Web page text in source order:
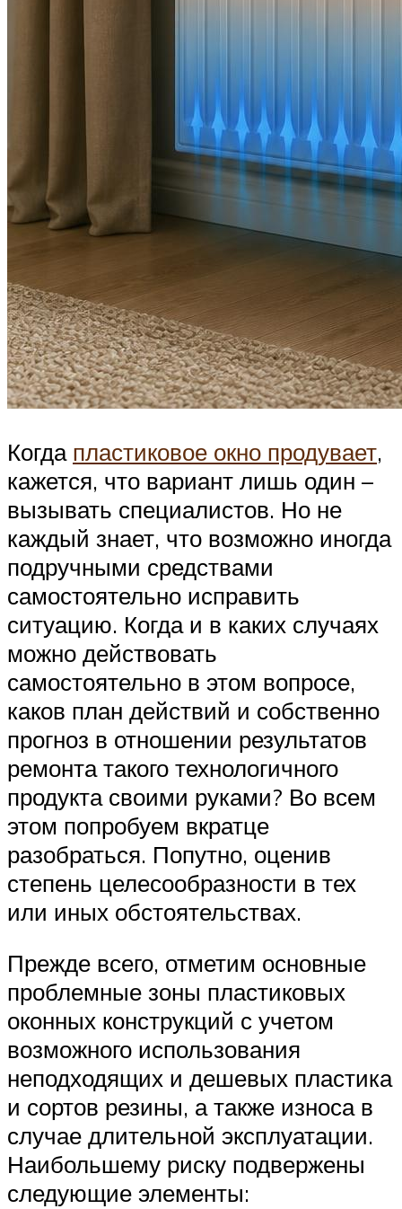
Когда пластиковое окно продувает,
кажется, что вариант лишь один –
вызывать специалистов. Но не
каждый знает, что возможно иногда
подручными средствами
самостоятельно исправить
ситуацию. Когда и в каких случаях
можно действовать
самостоятельно в этом вопросе,
каков план действий и собственно
прогноз в отношении результатов
ремонта такого технологичного
продукта своими руками? Во всем
этом попробуем вкратце
разобраться. Попутно, оценив
степень целесообразности в тех
или иных обстоятельствах.
Прежде всего, отметим основные
проблемные зоны пластиковых
оконных конструкций с учетом
возможного использования
неподходящих и дешевых пластика
и сортов резины, а также износа в
случае длительной эксплуатации.
Наибольшему риску подвержены
следующие элементы: